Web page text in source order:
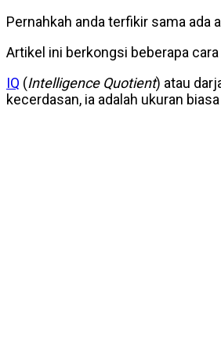
Pernahkah anda terfikir sama ada
Artikel ini berkongsi beberapa
IQ (Intelligence Quotient) atau
kecerdasan, ia adalah ukuran